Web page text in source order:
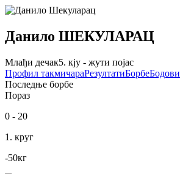
Данило ШЕКУЛАРАЦ
Млађи дечак5. кју - жути појас
Профил такмичараРезултатиБорбеБодови
Последње борбе
Пораз
0 - 20
1. круг
-50кг